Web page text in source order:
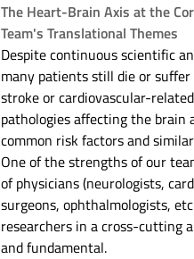
The Heart-Brain Axis at the
Team's Translational Themes
Despite continuous scientific
many patients still die or suffer
stroke or cardiovascular-
pathologies affecting the brain
common risk factors and
One of the strengths of our
of physicians (neurologists,
surgeons, ophthalmologists,
researchers in a cross-cutting
and fundamental.